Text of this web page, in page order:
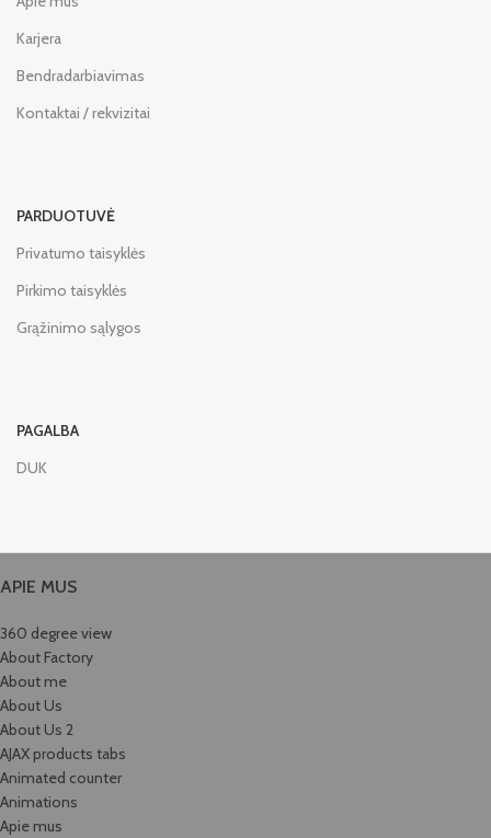
Karjera
Bendradarbiavimas
Kontaktai / rekvizitai
PARDUOTUVĖ
Privatumo taisyklės
Pirkimo taisyklės
Grąžinimo sąlygos
PAGALBA
DUK
APIE MUS
360 degree view
About Factory
About me
About Us
About Us 2
AJAX products tabs
Animated counter
Animations
Apie mus